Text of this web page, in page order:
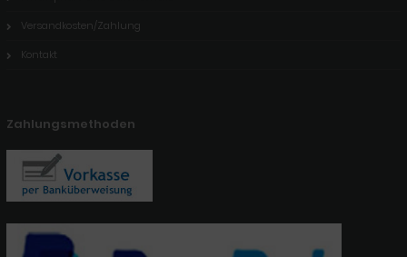
Versandkosten/Zahlung
Kontakt
Zahlungsmethoden